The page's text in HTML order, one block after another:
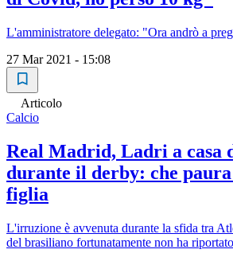
L'amministratore delegato: "Ora andrò a
27 Mar 2021 - 15:08
Articolo
Calcio
Real Madrid, Ladri a casa
durante il derby: che
figlia
L'irruzione è avvenuta durante la sfida tra
del brasiliano fortunatamente non ha